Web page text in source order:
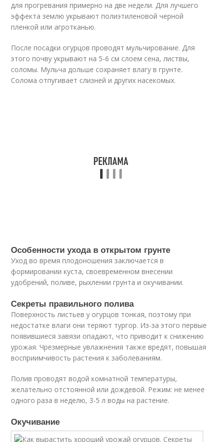
для прогревания примерно на две недели. Для лучшего
эффекта землю укрывают полиэтиленовой черной
пленкой или агротканью.
После посадки огурцов проводят мульчирование. Для
этого почву укрывают на 5-6 см слоем сена, листвы,
соломы. Мульча дольше сохраняет влагу в грунте.
Солома отпугивает слизней и других насекомых.
Особенности ухода в открытом грунте
Уход во время плодоношения заключается в
формировании куста, своевременном внесении
удобрений, поливе, рыхлении грунта и окучивании.
Секреты правильного полива
Поверхность листьев у огурцов тонкая, поэтому при
недостатке влаги они теряют тургор. Из-за этого первые
появившиеся завязи опадают, что приводит к снижению
урожая. Чрезмерные увлажнения также вредят, повышая
восприимчивость растения к заболеваниям.
Полив проводят водой комнатной температуры,
желательно отстоянной или дождевой. Режим: не менее
одного раза в неделю, 3-5 л воды на растение.
Окучивание